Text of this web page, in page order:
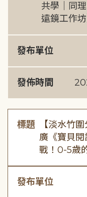
共學｜同
遠鏡工作
發布單位
發佈時間
標題
【淡水竹
廣《寶貝
戰！0-5歲
發布單位